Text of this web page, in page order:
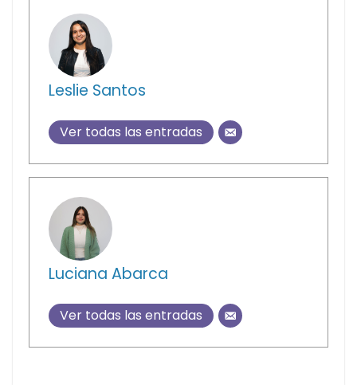
Leslie Santos
Ver todas las entradas
Luciana Abarca
Ver todas las entradas